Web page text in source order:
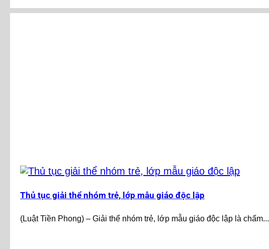
Thủ tục giải thể nhóm trẻ, lớp mẫu giáo độc lập
(Luật Tiền Phong) – Giải thể nhóm trẻ, lớp mẫu giáo độc lập là chấm...